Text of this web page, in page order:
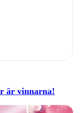
är vinnarna!